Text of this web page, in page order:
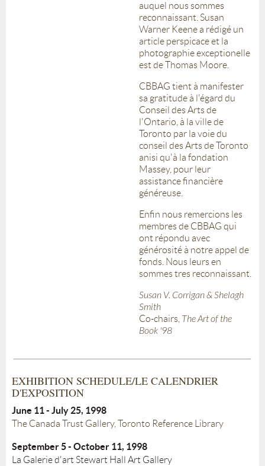
auquel nous sommes
reconnaissant. Susan
Warner Keene a rédigé un
article perspicace et la
photographie exceptionelle
est de Thomas Moore.
CBBAG tient à manifester
sa gratitude à l'égard du
Conseil des Arts de
l'Ontario, à la ville de
Toronto par la voie du
conseil des Arts de Toronto
anisi qu'à la fondation
Massey, pour leur
assistance financière
généreuse.
Enfin nous remercions les
membres de CBBAG qui
ont répondu avec
générosité à notre appel de
fonds. Nous leurs en
sommes tres reconnaissant.
Susan V. Corrigan & Shelagh
Smith
Co-chairs, The Art of the
Book '98
EXHIBITION SCHEDULE/LE CALENDRIER
D'EXPOSITION
June 11 - July 25, 1998
The Canada Trust Gallery, Toronto Reference Library
September 5 - October 11, 1998
La Galerie d'art Stewart Hall Art Gallery